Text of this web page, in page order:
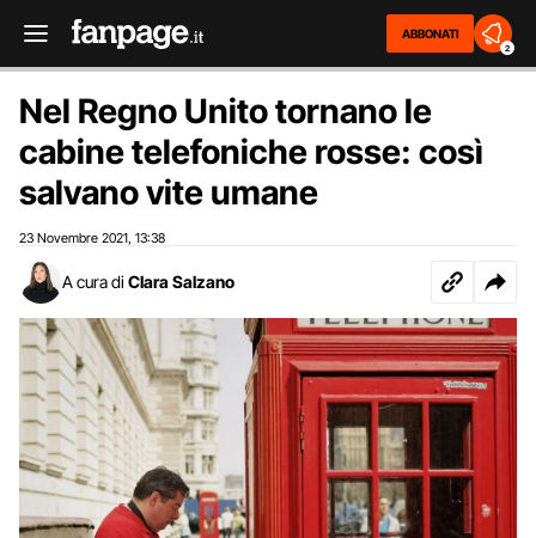
ABBONATI
2
Nel Regno Unito tornano le
cabine telefoniche rosse: così
salvano vite umane
23 Novembre 2021 13:38
A cura di Clara Salzano